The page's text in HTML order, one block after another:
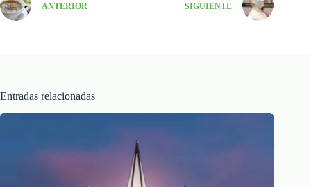
ANTERIOR SIGUIENTE
Entradas relacionadas